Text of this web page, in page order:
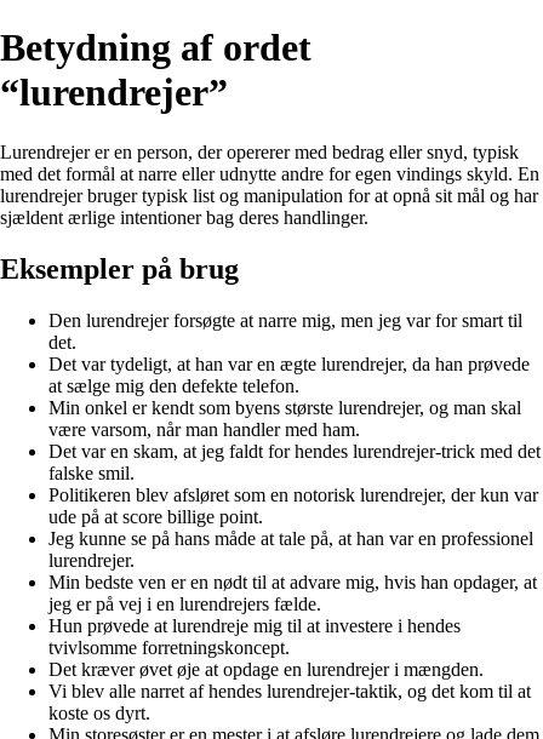
Betydning af ordet
“lurendrejer”
Lurendrejer er en person, der opererer med bedrag eller snyd, typisk
med det formål at narre eller udnytte andre for egen vindings skyld. En
lurendrejer bruger typisk list og manipulation for at opnå sit mål og har
sjældent ærlige intentioner bag deres handlinger.
Eksempler på brug
Den lurendrejer forsøgte at narre mig, men jeg var for smart til
det.
Det var tydeligt, at han var en ægte lurendrejer, da han prøvede
at sælge mig den defekte telefon.
Min onkel er kendt som byens største lurendrejer, og man skal
være varsom, når man handler med ham.
Det var en skam, at jeg faldt for hendes lurendrejer-trick med det
falske smil.
Politikeren blev afsløret som en notorisk lurendrejer, der kun var
ude på at score billige point.
Jeg kunne se på hans måde at tale på, at han var en professionel
lurendrejer.
Min bedste ven er en nødt til at advare mig, hvis han opdager, at
jeg er på vej i en lurendrejers fælde.
Hun prøvede at lurendreje mig til at investere i hendes
tvivlsomme forretningskoncept.
Det kræver øvet øje at opdage en lurendrejer i mængden.
Vi blev alle narret af hendes lurendrejer-taktik, og det kom til at
koste os dyrt.
Min storesøster er en mester i at afsløre lurendrejere og lade dem